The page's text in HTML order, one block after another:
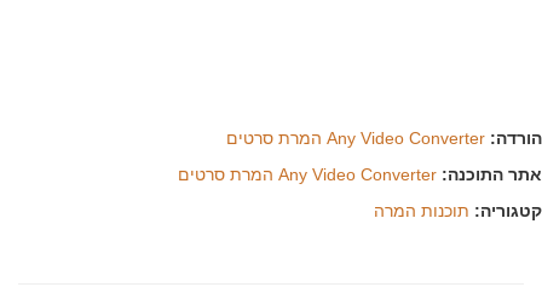
Any Video Converter המרת סרטים
התוכנה: Any Video Converter המרת סרטים
תוכנות המרה